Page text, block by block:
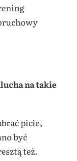
na takie
picie,
być
też.